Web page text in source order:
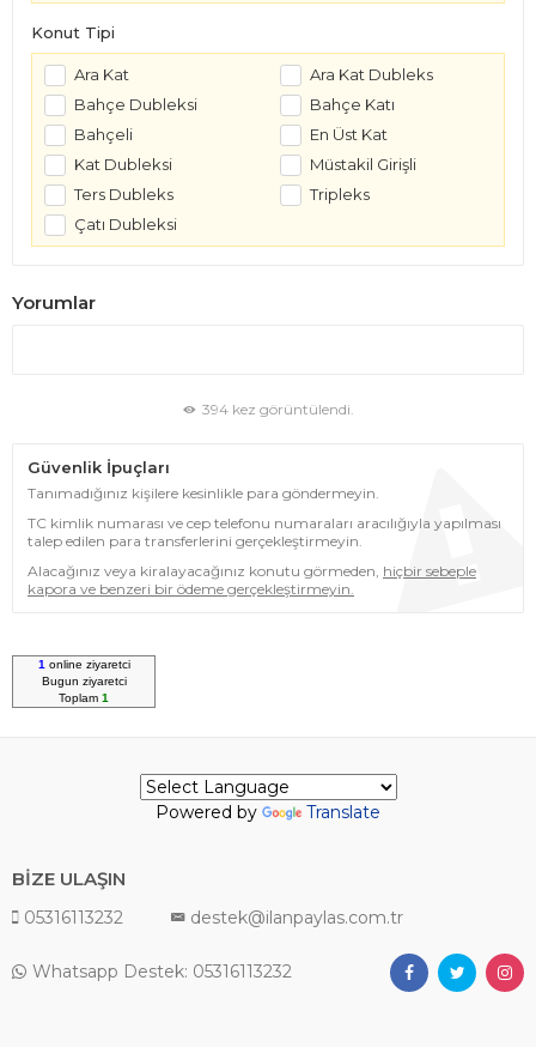
Konut Tipi
Ara Kat
Ara Kat Dubleks
Bahçe Dubleksi
Bahçe Katı
Bahçeli
En Üst Kat
Kat Dubleksi
Müstakil Girişli
Ters Dubleks
Tripleks
Çatı Dubleksi
Yorumlar
394 kez görüntülendi.
Güvenlik İpuçları
Tanımadığınız kişilere kesinlikle para göndermeyin.
TC kimlik numarası ve cep telefonu numaraları aracılığıyla yapılması
talep edilen para transferlerini gerçekleştirmeyin.
Alacağınız veya kiralayacağınız konutu görmeden, hiçbir sebeple
kapora ve benzeri bir ödeme gerçekleştirmeyin.
1online ziyaretci
Bugun ziyaretci
Toplam 1
Powered by Translate
BİZE ULAŞIN
05316113232 destek@ilanpaylas.com.tr
Whatsapp Destek: 05316113232